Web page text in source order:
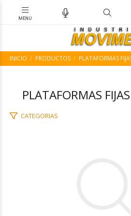
INICIO PRODUCTOS PLATAFORMAS
PLATAFORMAS FIJAS
CATEGORIAS